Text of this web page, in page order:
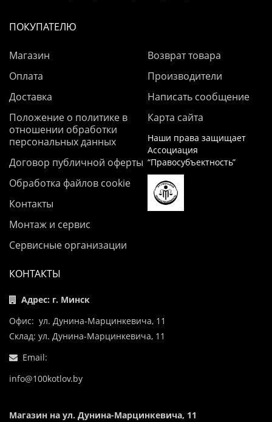
ПОКУПАТЕЛЮ
Магазин
Оплата
Доставка
Положение о политике в
отношении обработки
персональных данных
Договор публичной оферты
Обработка файлов cookie
Контакты
Монтаж и сервис
Сервисные организации
Возврат товара
Производители
Написать сообщение
Карта сайта
Наши права защищает
Ассоциация
“Правосубъектность”
КОНТАКТЫ
Адрес: г. Минск
Офис: ул. Дунина-Марцинкевича, 11
Склад: ул. Дунина-Марцинкевича, 11
Email:
info@100kotlov.by
Магазин на ул. Дунина-Марцинкевича, 11